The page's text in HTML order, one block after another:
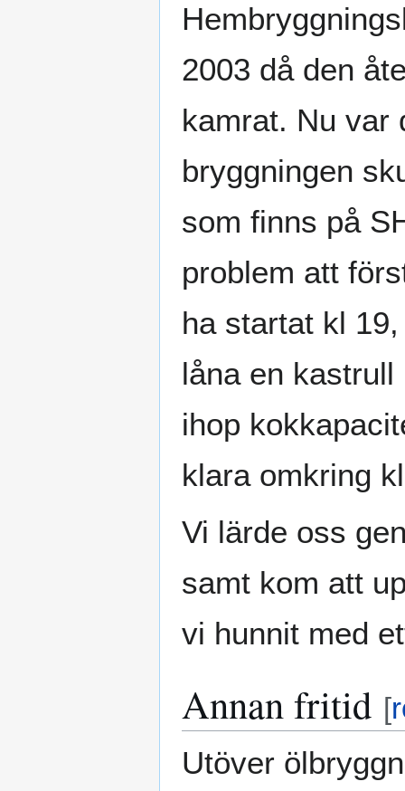
2003 då den
kamrat. Nu var
bryggningen
som finns på
problem att
ha startat kl
låna en
ihop
klara omkring
Vi lärde oss
samt kom att
vi hunnit med
Annan fritid [
Utöver